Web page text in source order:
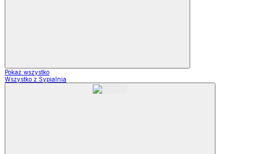
Pokaż wszystko
Wszystko z Sypialnia